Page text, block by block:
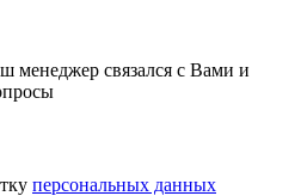
менеджер связался с Вами и
персональных данных